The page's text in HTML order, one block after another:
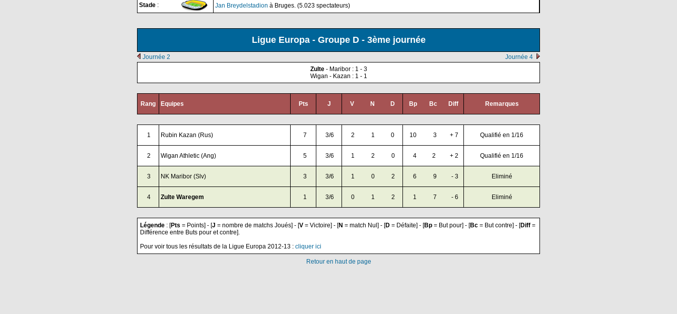
Stade :
Jan Breydelstadion à Bruges. (5.023 spectateurs)
Ligue Europa - Groupe D - 3ème journée
Journée 2
Journée 4
Zulte- Maribor : 1 - 3
Wigan - Kazan : 1 - 1
Rang Equipes Pts J V N D Bp Bc Diff Remarques
1 Rubin Kazan (Rus) 7 3/6 2 1 0 10 3 + 7 Qualifié en 1/16
2 Wigan Athletic (Ang) 5 3/6 1 2 0 4 2 + 2 Qualifié en 1/16
3 NK Maribor (Slv) 3 3/6 1 0 2 6 9 - 3 Eliminé
4 Zulte Waregem 1 3/6 0 1 2 1 7 - 6 Eliminé
Légende : [Pts = Points] - [J = nombre de matchs Joués] - [V = Victoire] - [N = match Nul] - [D = Défaite] - [Bp = But pour] - [Bc = But contre] - [Diff =
Différence entre Buts pour et contre].
Pour voir tous les résultats de la Ligue Europa 2012-13 : cliquer ici
Retour en haut de page